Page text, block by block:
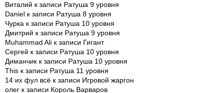
Виталий к записи Ратуша 9 уровня
Daniel к записи Ратуша 8 уровня
Чурка к записи Ратуша 10 уровня
Дмитрий к записи Ратуша 9 уровня
Muhammad Ali к записи Гигант
Сергей к записи Ратуша 10 уровня
Диманчик к записи Ратуша 10 уровня
This к записи Ратуша 11 уровня
14 их фул всё к записи Игровой жаргон
олег к записи Король Варваров